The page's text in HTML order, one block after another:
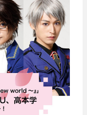
マンガ
音楽
イベント
コスプレ
新帝スタ
カバー
レポート
連載一覧
ラジオ
コラム